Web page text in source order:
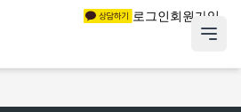
로그인회원가입